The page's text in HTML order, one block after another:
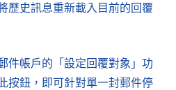
歷史訊息重新載入目前的回覆
件帳戶的「設定回覆對象」功
按鈕，即可針對單一封郵件停